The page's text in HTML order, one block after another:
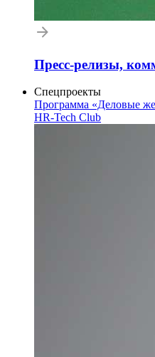
Пресс-релизы,
Спецпроекты
Программа «Деловые
HR-Tech Club